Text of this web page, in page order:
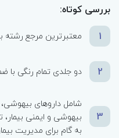
بررسی کوتاه:
1
معتبرترین مرجع رشته
2 دو جلدی تمام رنگی
3
شامل داروهای
بیهوشی و ایمنی
به گام برای مدیریت